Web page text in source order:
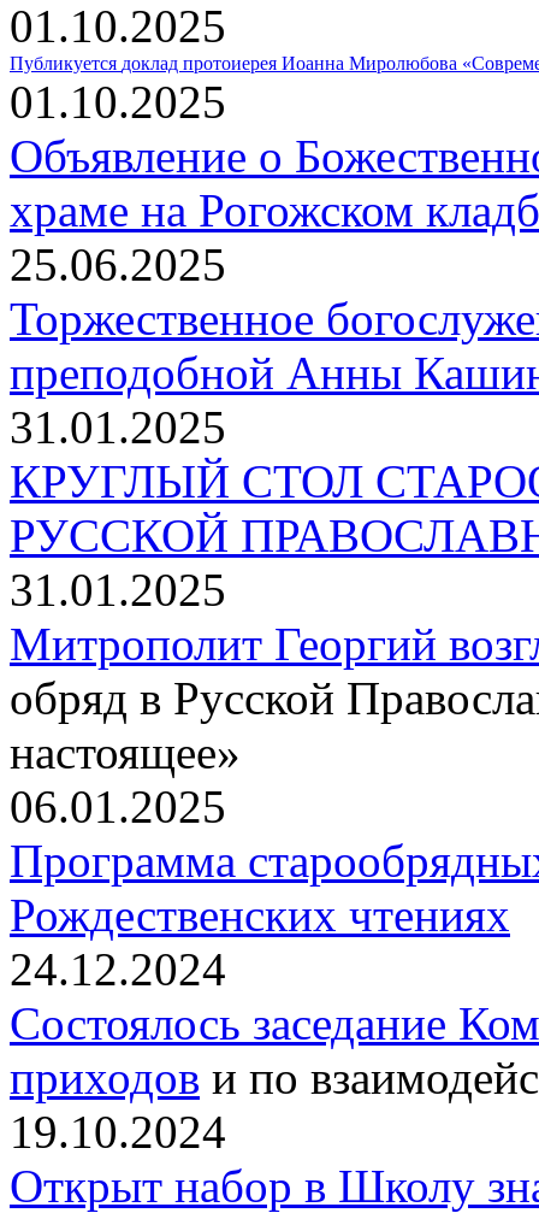
01.10.2025
Публикуется доклад протоиерея Иоанна Миролюбова
01.10.2025
Объявление о
храме на Рогожском
25.06.2025
Торжественное
преподобной Анны
31.01.2025
КРУГЛЫЙ СТОЛ
РУССКОЙ
31.01.2025
Митрополит Георгий
обряд в Русской
настоящее»
06.01.2025
Программа
Рождественских чтениях
24.12.2024
Состоялось заседание
приходов и по
19.10.2024
Открыт набор в Школу